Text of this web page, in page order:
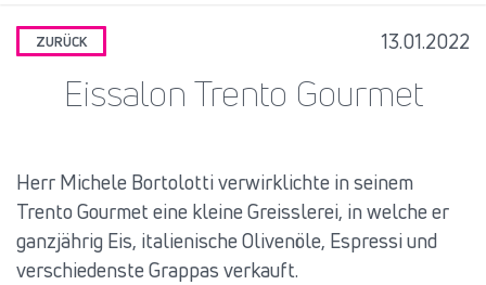
ZURÜCK 13.01.2022
Eissalon Trento Gourmet
Herr Michele Bortolotti verwirklichte in seinem
Trento Gourmet eine kleine Greisslerei, in welche er
ganzjährig Eis, italienische Olivenöle, Espressi und
verschiedenste Grappas verkauft.